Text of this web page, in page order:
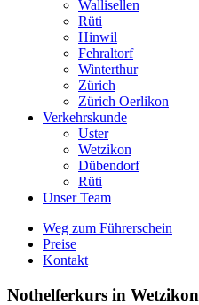
Wallisellen
Rüti
Hinwil
Fehraltorf
Winterthur
Zürich
Zürich Oerlikon
Verkehrskunde
Uster
Wetzikon
Dübendorf
Rüti
Unser Team
Weg zum Führerschein
Preise
Kontakt
Nothelferkurs in Wetzikon